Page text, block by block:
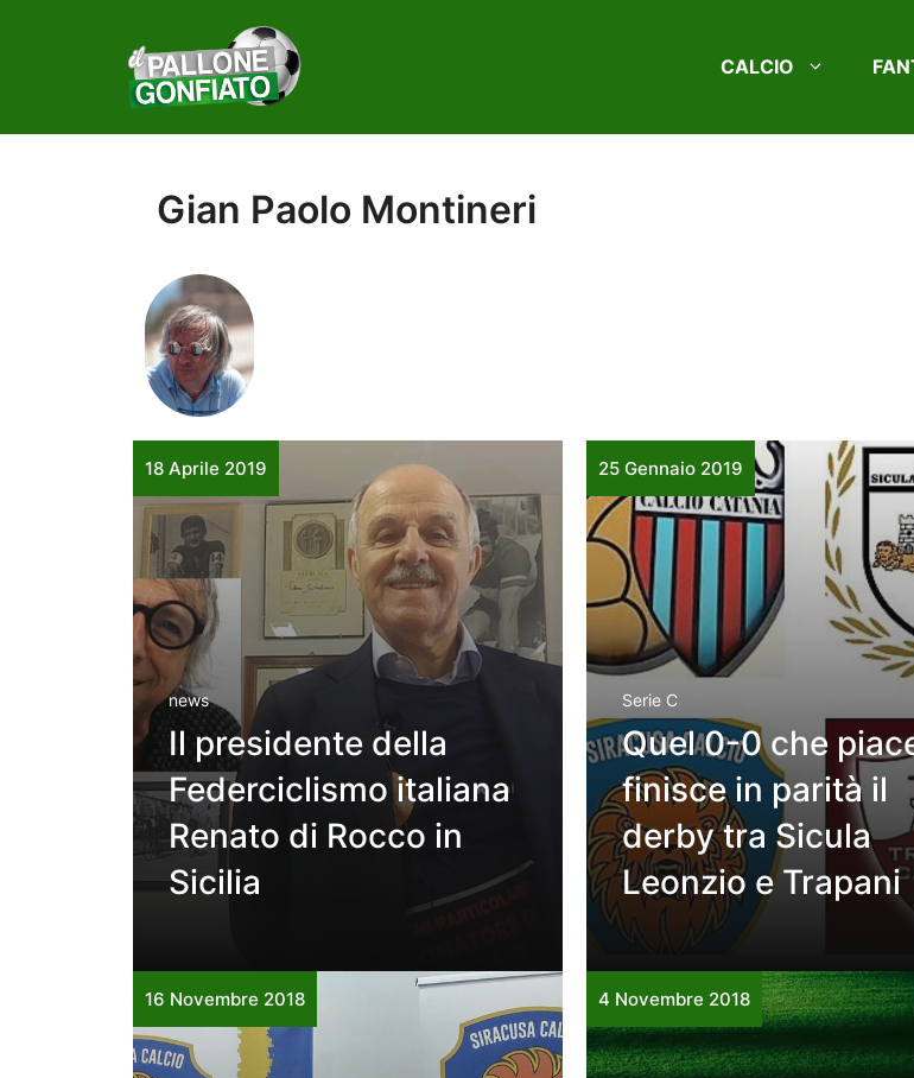
CALCIO
Gian Paolo Montineri
18 Aprile 2019
news
Il presidente della
Federciclismo italiana
Renato di Rocco in
Sicilia
25 Gennaio 2019
Serie C
Quel 0-0 che
finisce in parità il
derby tra Sicula
Leonzio e Trapani
16 Novembre 2018 4 Novembre 2018